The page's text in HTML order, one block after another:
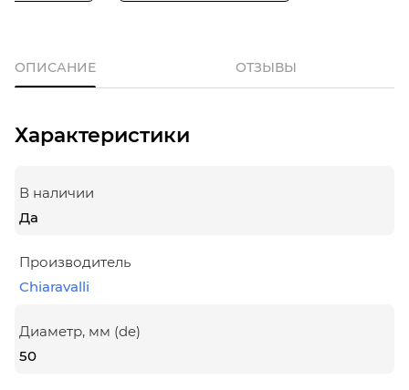
ОПИСАНИЕ ОТЗЫВЫ
Характеристики
В наличии
Да
Производитель
Chiaravalli
Диаметр, мм (de)
50